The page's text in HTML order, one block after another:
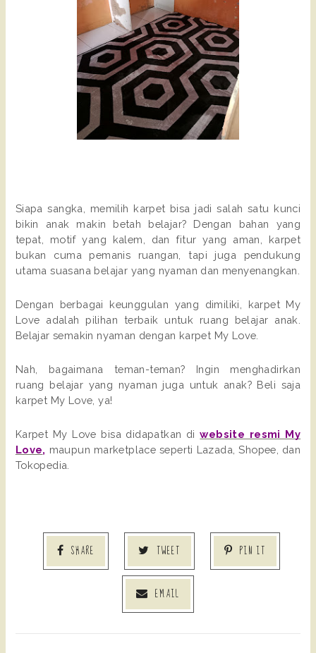
Siapa sangka, memilih karpet bisa jadi salah satu kunci
bikin anak makin betah belajar? Dengan bahan yang
tepat, motif yang kalem, dan fitur yang aman, karpet
bukan cuma pemanis ruangan, tapi juga pendukung
utama suasana belajar yang nyaman dan menyenangkan.
Dengan berbagai keunggulan yang dimiliki, karpet My
Love adalah pilihan terbaik untuk ruang belajar anak.
Belajar semakin nyaman dengan karpet My Love.
Nah, bagaimana teman-teman? Ingin menghadirkan
ruang belajar yang nyaman juga untuk anak? Beli saja
karpet My Love, ya!
Karpet My Love bisa didapatkan diwebsite resmi My
Love, maupun marketplace seperti Lazada, Shopee, dan
Tokopedia.
SHARE TWEET PIN IT
EMAIL